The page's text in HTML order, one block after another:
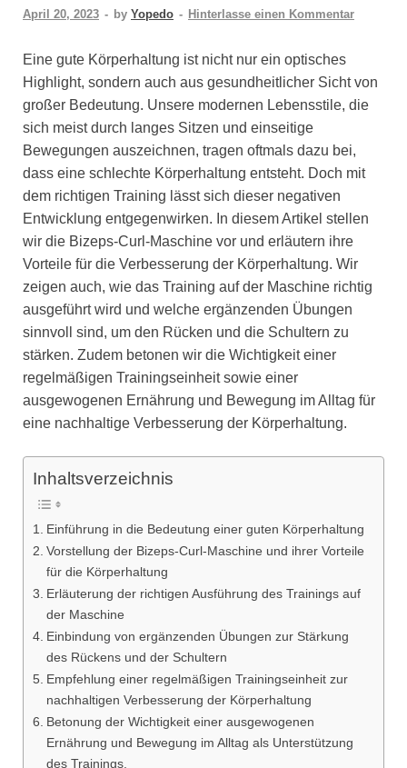
April 20, 2023 - by Yopedo - Hinterlasse einen Kommentar
Eine gute Körperhaltung ist nicht nur ein optisches
Highlight, sondern auch aus gesundheitlicher Sicht von
großer Bedeutung. Unsere modernen Lebensstile, die
sich meist durch langes Sitzen und einseitige
Bewegungen auszeichnen, tragen oftmals dazu bei,
dass eine schlechte Körperhaltung entsteht. Doch mit
dem richtigen Training lässt sich dieser negativen
Entwicklung entgegenwirken. In diesem Artikel stellen
wir die Bizeps-Curl-Maschine vor und erläutern ihre
Vorteile für die Verbesserung der Körperhaltung. Wir
zeigen auch, wie das Training auf der Maschine richtig
ausgeführt wird und welche ergänzenden Übungen
sinnvoll sind, um den Rücken und die Schultern zu
stärken. Zudem betonen wir die Wichtigkeit einer
regelmäßigen Trainingseinheit sowie einer
ausgewogenen Ernährung und Bewegung im Alltag für
eine nachhaltige Verbesserung der Körperhaltung.
Inhaltsverzeichnis
Einführung in die Bedeutung einer guten Körperhaltung
Vorstellung der Bizeps-Curl-Maschine und ihrer Vorteile
für die Körperhaltung
Erläuterung der richtigen Ausführung des Trainings auf
der Maschine
Einbindung von ergänzenden Übungen zur Stärkung
des Rückens und der Schultern
Empfehlung einer regelmäßigen Trainingseinheit zur
nachhaltigen Verbesserung der Körperhaltung
Betonung der Wichtigkeit einer ausgewogenen
Ernährung und Bewegung im Alltag als Unterstützung
des Trainings.